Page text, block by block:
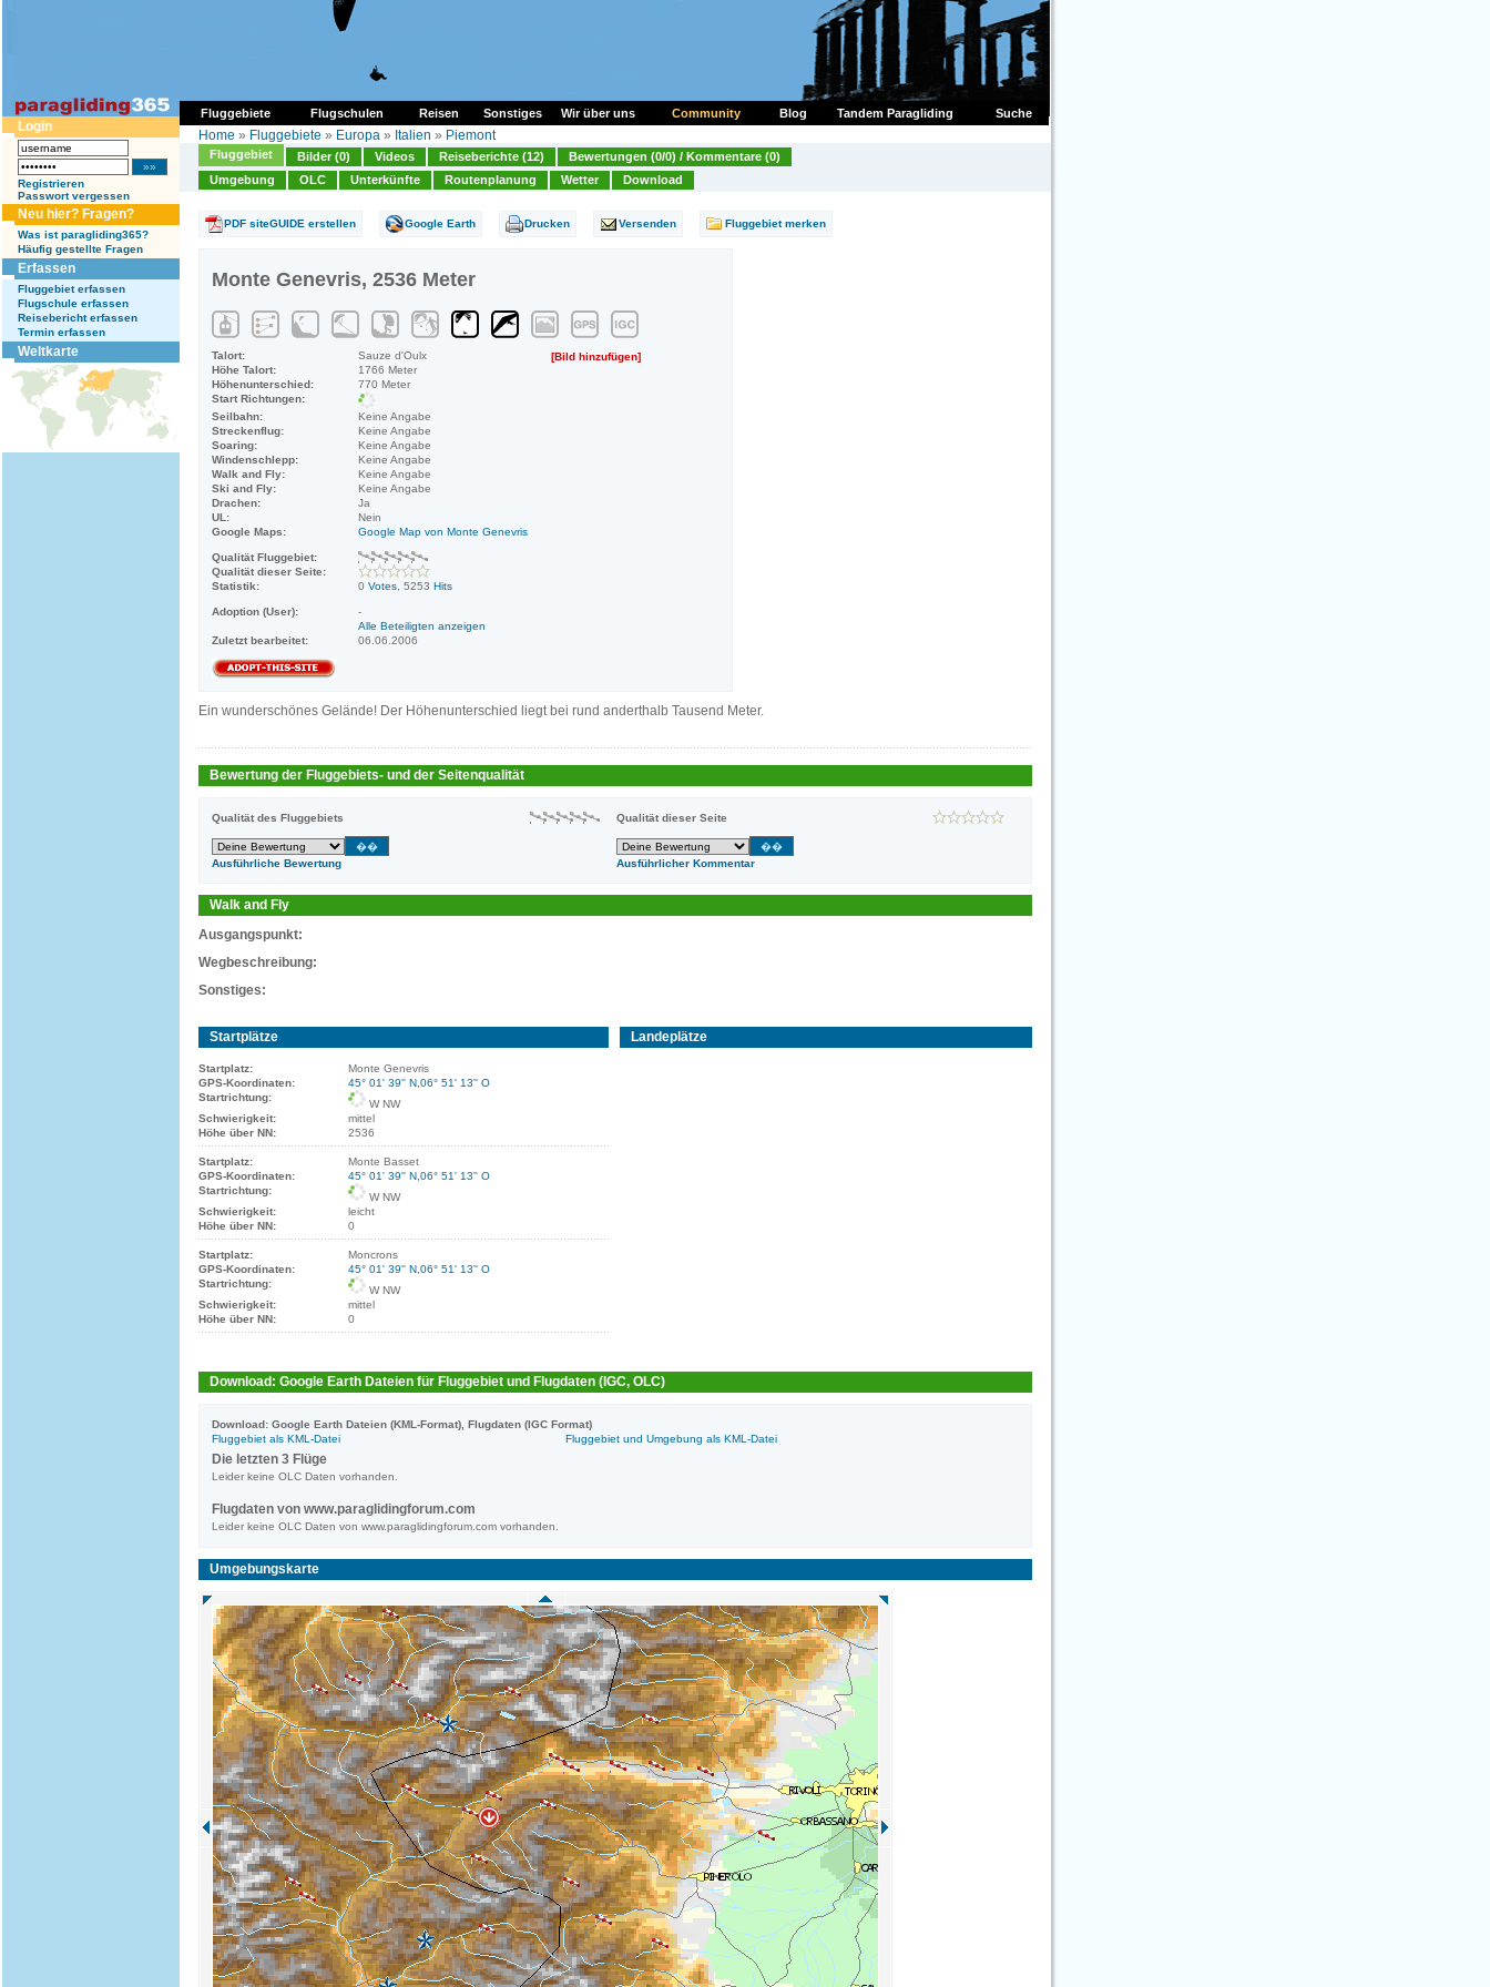
Fluggebiete Flugschulen Reisen Sonstiges Wir über uns Suche
Community Blog Tandem Paragliding
Login
Registrieren
Passwort vergessen
Neu hier? Fragen?
Was ist paragliding365?
Häufig gestellte Fragen
Erfassen
Fluggebiet erfassen
Flugschule erfassen
Reisebericht erfassen
Termin erfassen
Weltkarte
Home » Fluggebiete » Europa » Italien » Piemont
Fluggebiet Bilder (0) Videos Reiseberichte (12)
Bewertungen (0/0) / Kommentare (0)
Umgebung
OLC Unterkünfte Routenplanung Wetter Download
PDF siteGUIDE erstellen Google Earth Drucken Versenden Fluggebiet merken
Monte Genevris, 2536 Meter
Talort:
Sauze d'Oulx
Höhe Talort:
1766 Meter
Höhenunterschied:
770 Meter
Start Richtungen:
Seilbahn:
Keine Angabe
Streckenflug:
Keine Angabe
Soaring:
Keine Angabe
Windenschlepp:
Keine Angabe
Walk and Fly:
Keine Angabe
Ski and Fly:
Keine Angabe
Drachen:
Ja
UL:
Nein
Google Maps:
Google Map von Monte Genevris
Qualität Fluggebiet:
Qualität dieser Seite:
Statistik:
0 Votes , 5253 Hits
Adoption (User):
-
Alle Beteiligten anzeigen
Zuletzt bearbeitet:
06.06.2006
[Bild hinzufügen]
Ein wunderschönes Gelände! Der Höhenunterschied liegt bei rund anderthalb Tausend Meter.
Bewertung der Fluggebiets- und der Seitenqualität
Qualität des Fluggebiets Qualität dieser Seite
Ausführliche Bewertung Ausführlicher Kommentar
Walk and Fly
Ausgangspunkt:
Wegbeschreibung:
Sonstiges:
Startplätze
Startplatz:
Monte Genevris
GPS-Koordinaten:
45° 01' 39'' N,06° 51' 13'' O
Startrichtung:
W NW
Schwierigkeit:
mittel
Höhe über NN:
2536
Startplatz:
Monte Basset
GPS-Koordinaten:
45° 01' 39'' N,06° 51' 13'' O
Startrichtung:
W NW
Schwierigkeit:
leicht
Höhe über NN:
0
Startplatz:
Moncrons
GPS-Koordinaten:
45° 01' 39'' N,06° 51' 13'' O
Startrichtung:
W NW
Schwierigkeit:
mittel
Höhe über NN:
0
Landeplätze
Download: Google Earth Dateien für Fluggebiet und Flugdaten (IGC, OLC)
Download: Google Earth Dateien (KML-Format), Flugdaten (IGC Format)
Fluggebiet als KML-Datei
Fluggebiet und Umgebung als KML-Datei
Die letzten 3 Flüge
Leider keine OLC Daten vorhanden.
Flugdaten von www.paraglidingforum.com
Leider keine OLC Daten von www.paraglidingforum.com vorhanden.
Umgebungskarte